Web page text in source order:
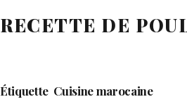
au
RECETTE DE
Étiquette Cuisine marocaine